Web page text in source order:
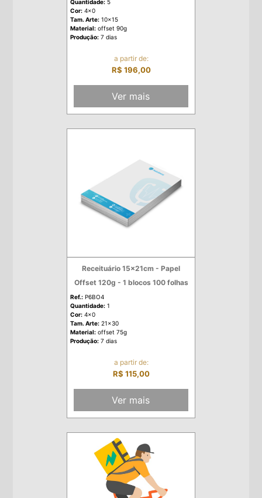
Quantidade: 5
Cor: 4x0
Tam. Arte: 10x15
Material: offset 90g
Produção: 7 dias
a partir de:
R$ 196,00
Ver mais
Receituário 15x21cm - Papel
Offset 120g - 1 blocos 100 folhas
Ref.: P6BO4
Quantidade: 1
Cor: 4x0
Tam. Arte: 21x30
Material: offset 75g
Produção: 7 dias
a partir de:
R$ 115,00
Ver mais